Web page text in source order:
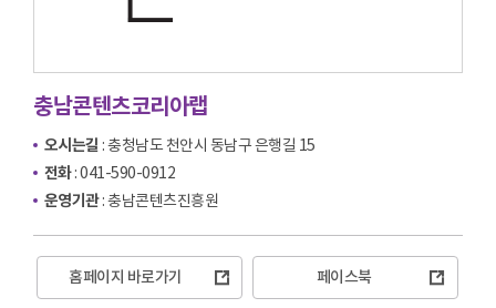
충남콘텐츠코리아랩
오시는길 : 충청남도 천안시 동남구 은행길 15
전화: 041-590-0912
운영기관: 충남콘텐츠진흥원
홈페이지 바로가기 페이스북